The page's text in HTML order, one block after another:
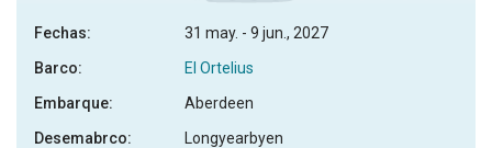
Fechas:
31 may. - 9 jun., 2027
Barco:
El Ortelius
Embarque:
Aberdeen
Desemabrco:
Longyearbyen